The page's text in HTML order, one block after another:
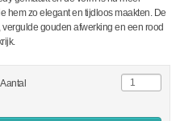
hem zo elegant en tijdloos maakten. De
gouden afwerking en een rood
Aantal